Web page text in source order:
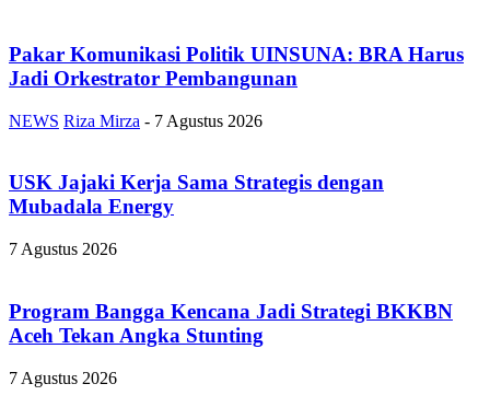
Pakar Komunikasi Politik UINSUNA: BRA Harus
Jadi Orkestrator Pembangunan
NEWS Riza Mirza - 7 Agustus 2026
USK Jajaki Kerja Sama Strategis dengan
Mubadala Energy
7 Agustus 2026
Program Bangga Kencana Jadi Strategi BKKBN
Aceh Tekan Angka Stunting
7 Agustus 2026